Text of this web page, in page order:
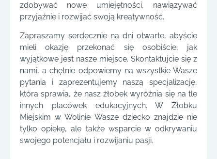
zdobywać nowe umiejętności, nawiązywać
przyjaźnie i rozwijać swoją kreatywność.
Zapraszamy serdecznie na dni otwarte, abyście
mieli okazję przekonać się osobiście, jak
wyjątkowe jest nasze miejsce. Skontaktujcie się z
nami, a chętnie odpowiemy na wszystkie Wasze
pytania i zaprezentujemy naszą specjalizację,
która sprawia, że nasz żłobek wyróżnia się na tle
innych placówek edukacyjnych. W Żłobku
Miejskim w Wolinie Wasze dziecko znajdzie nie
tylko opiekę, ale także wsparcie w odkrywaniu
swojego potencjału i rozwijaniu pasji.